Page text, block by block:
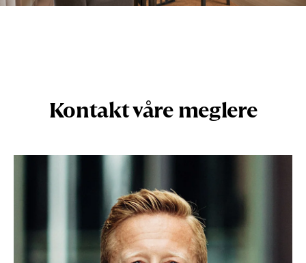
Kontakt våre meglere